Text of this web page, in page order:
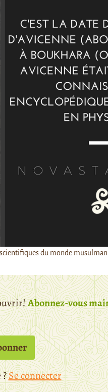
du monde musulman.
Abonnez-vous
?Se connecter